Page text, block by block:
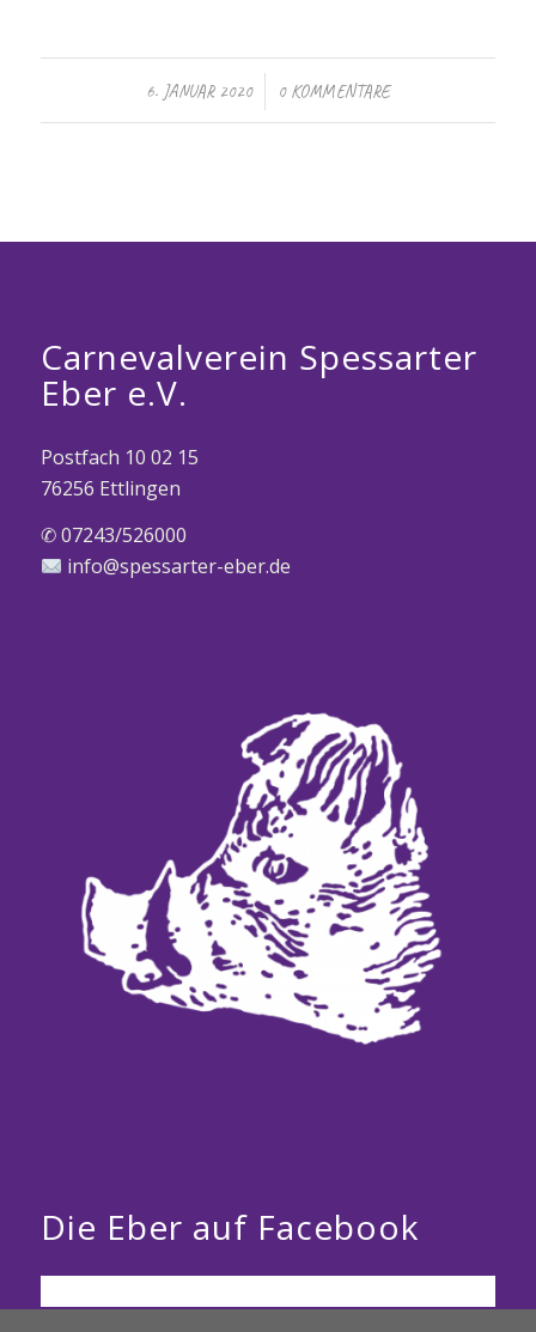
6. JANUAR 2020
/ 0 KOMMENTARE
Carnevalverein Spessarter
Eber e.V.
Postfach 10 02 15
76256 Ettlingen
✆ 07243/526000
info@spessarter-eber.de
Die Eber auf Facebook